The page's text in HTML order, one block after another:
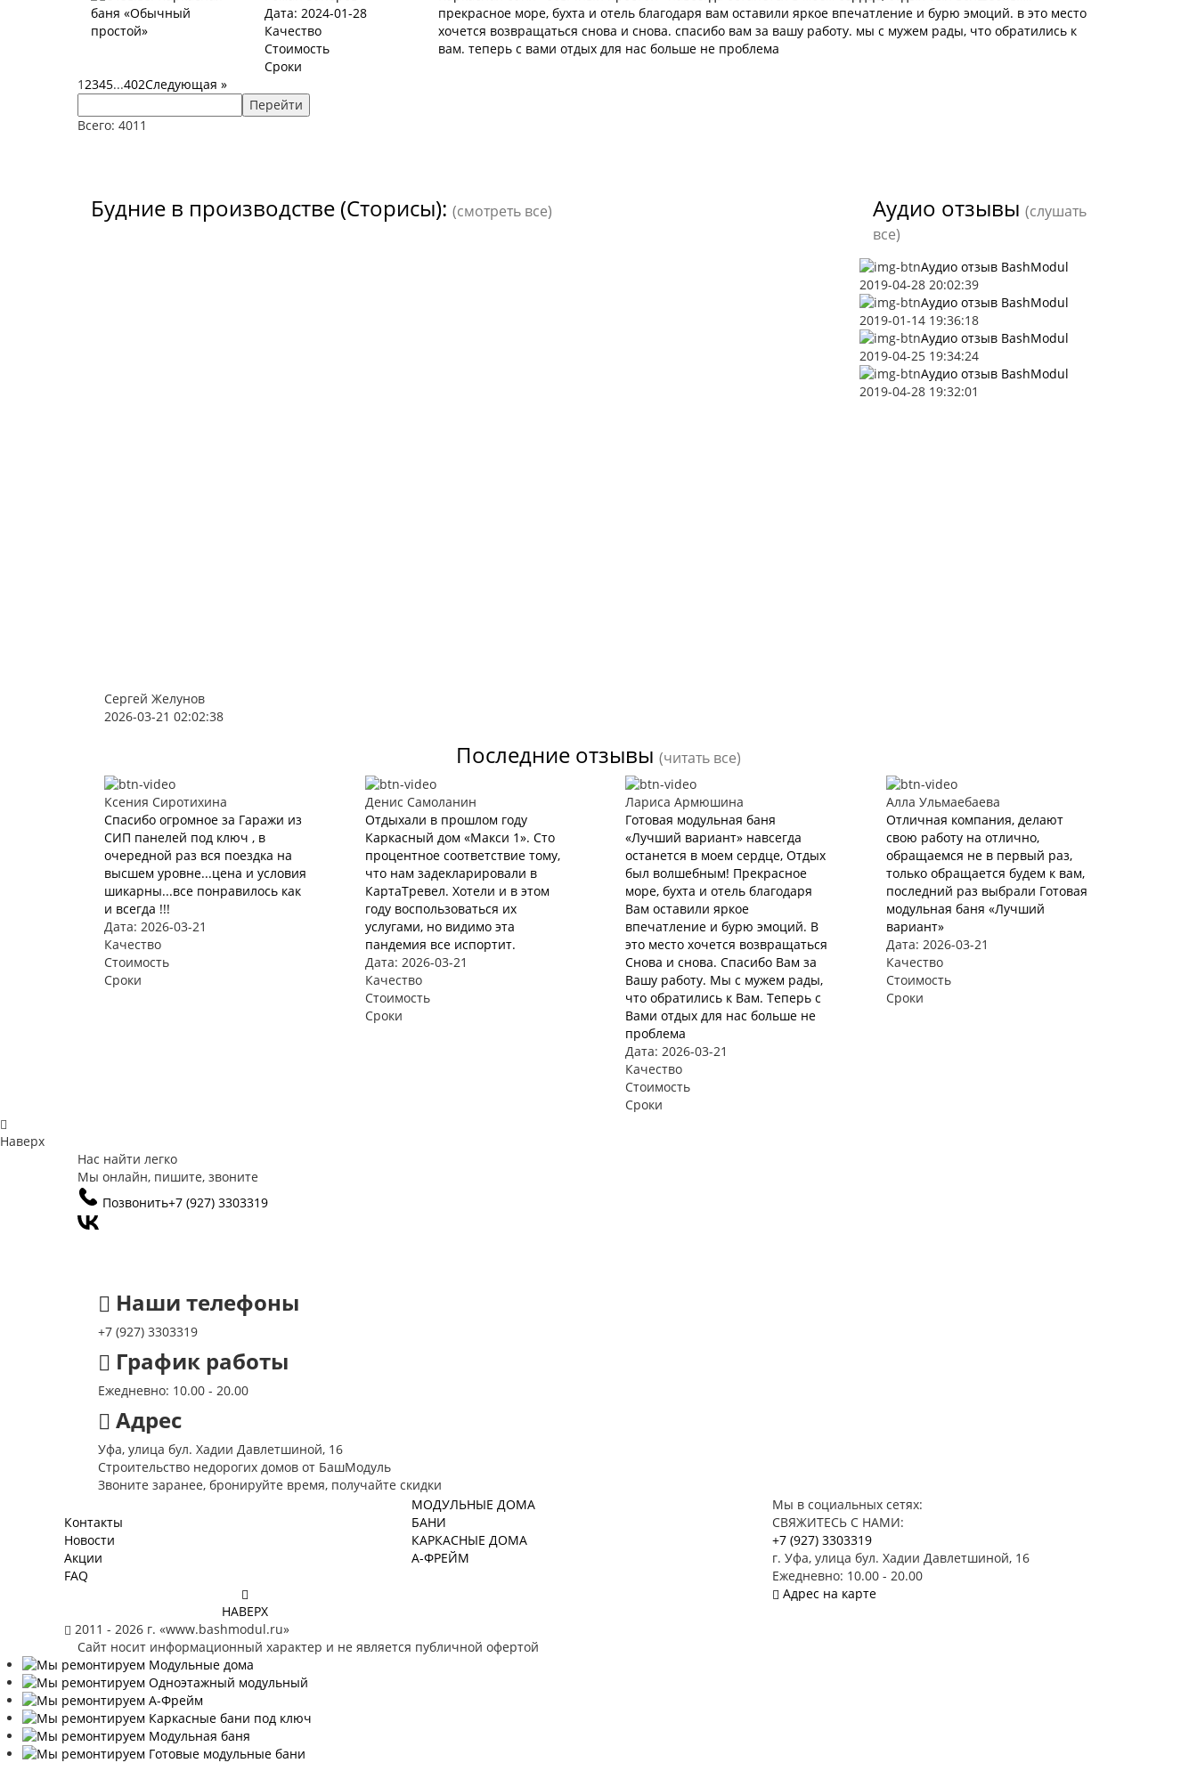
Дата: 2024-01-28
Качество
Стоимость
Сроки
прекрасное море, бухта и отель благодаря вам оставили яркое впечатление и бурю эмоций. в это место
хочется возвращаться снова и снова. спасибо вам за вашу работу. мы с мужем рады, что обратились к
вам. теперь с вами отдых для нас больше не проблема
12345...402Следующая »
Перейти
Всего: 4011
Будние в производстве (Сторисы): (смотреть все) Аудио отзывы (слушать
все)
Сергей Желунов
2026-03-21 02:02:38
Аудио отзыв BashModul
2019-04-28 20:02:39
Аудио отзыв BashModul
2019-01-14 19:36:18
Аудио отзыв BashModul
2019-04-25 19:34:24
Аудио отзыв BashModul
2019-04-28 19:32:01
Последние отзывы (читать все)
Ксения Сиротихина
Спасибо огромное за Гаражи из
СИП панелей под ключ , в
очередной раз вся поездка на
высшем уровне...цена и условия
шикарны...все понравилось как
и всегда !!!
Дата: 2026-03-21
Качество
Стоимость
Сроки
Денис Самоланин
Отдыхали в прошлом году
Каркасный дом «Макси 1». Сто
процентное соответствие тому,
что нам задекларировали в
КартаТревел. Хотели и в этом
году воспользоваться их
услугами, но видимо эта
пандемия все испортит.
Дата: 2026-03-21
Качество
Стоимость
Сроки
Лариса Армюшина
Готовая модульная баня
«Лучший вариант» навсегда
останется в моем сердце, Отдых
был волшебным! Прекрасное
море, бухта и отель благодаря
Вам оставили яркое
впечатление и бурю эмоций. В
это место хочется возвращаться
Снова и снова. Спасибо Вам за
Вашу работу. Мы с мужем рады,
что обратились к Вам. Теперь с
Вами отдых для нас больше не
проблема
Дата: 2026-03-21
Качество
Стоимость
Сроки
Алла Ульмаебаева
Отличная компания, делают
свою работу на отлично,
обращаемся не в первый раз,
только обращается будем к вам,
последний раз выбрали Готовая
модульная баня «Лучший
вариант»
Дата: 2026-03-21
Качество
Стоимость
Сроки
Наверх
Нас найти легко
Мы онлайн, пишите, звоните
Позвонить+7 (927) 3303319
Наши телефоны
+7 (927) 3303319
График работы
Ежедневно: 10.00 - 20.00
Адрес
Уфа, улица бул. Хадии Давлетшиной, 16
Строительство недорогих домов от БашМодуль
Звоните заранее, бронируйте время, получайте скидки
Контакты
Новости
Акции
FAQ
НАВЕРХ
2011 - 2026 г. «www.bashmodul.ru»
МОДУЛЬНЫЕ ДОМА
БАНИ
КАРКАСНЫЕ ДОМА
А-ФРЕЙМ
Мы в социальных сетях:
СВЯЖИТЕСЬ С НАМИ:
+7 (927) 3303319
г. Уфа, улица бул. Хадии Давлетшиной, 16
Ежедневно: 10.00 - 20.00
Адрес на карте
Сайт носит информационный характер и не является публичной офертой